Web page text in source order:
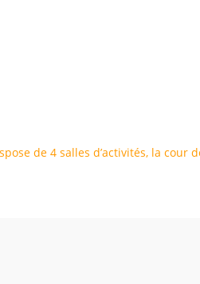
de 4 salles d’activités, la